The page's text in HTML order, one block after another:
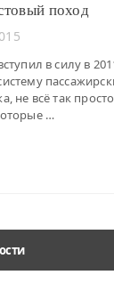
поход
в силу в
не всё так
…